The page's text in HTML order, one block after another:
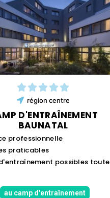
région centre
D'ENTRAÎNEMENT
BAUNATAL
professionnelle
praticables
possibles toute
au camp d'entraînement